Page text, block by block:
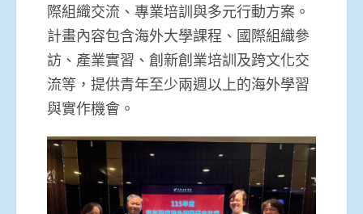
際組織交流、專業培訓與多元行動方案。
計畫內容包含海外大學課程、國際組織參
訪、產業實習、創新創業培訓及跨文化交
流等，提供青年至少兩週以上的海外學習
與實作機會。